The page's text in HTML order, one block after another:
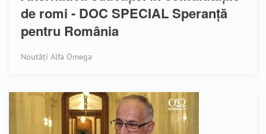
de romi - DOC SPECIAL Speranță
pentru România
Noutăți Alfa Omega